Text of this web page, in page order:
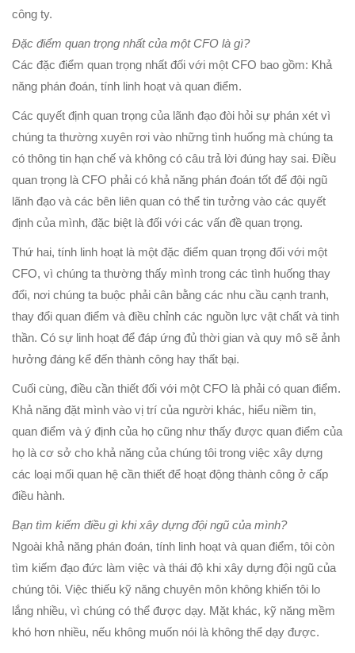
công ty.
Đặc điểm quan trọng nhất của một CFO là gì?
Các đặc điểm quan trọng nhất đối với một CFO bao gồm: Khả
năng phán đoán, tính linh hoạt và quan điểm.
Các quyết định quan trọng của lãnh đạo đòi hỏi sự phán xét vì
chúng ta thường xuyên rơi vào những tình huống mà chúng ta
có thông tin hạn chế và không có câu trả lời đúng hay sai. Điều
quan trọng là CFO phải có khả năng phán đoán tốt để đội ngũ
lãnh đạo và các bên liên quan có thể tin tưởng vào các quyết
định của mình, đặc biệt là đối với các vấn đề quan trọng.
Thứ hai, tính linh hoạt là một đặc điểm quan trọng đối với một
CFO, vì chúng ta thường thấy mình trong các tình huống thay
đổi, nơi chúng ta buộc phải cân bằng các nhu cầu cạnh tranh,
thay đổi quan điểm và điều chỉnh các nguồn lực vật chất và tinh
thần. Có sự linh hoạt để đáp ứng đủ thời gian và quy mô sẽ ảnh
hưởng đáng kể đến thành công hay thất bại.
Cuối cùng, điều cần thiết đối với một CFO là phải có quan điểm.
Khả năng đặt mình vào vị trí của người khác, hiểu niềm tin,
quan điểm và ý định của họ cũng như thấy được quan điểm của
họ là cơ sở cho khả năng của chúng tôi trong việc xây dựng
các loại mối quan hệ cần thiết để hoạt động thành công ở cấp
điều hành.
Bạn tìm kiếm điều gì khi xây dựng đội ngũ của mình?
Ngoài khả năng phán đoán, tính linh hoạt và quan điểm, tôi còn
tìm kiếm đạo đức làm việc và thái độ khi xây dựng đội ngũ của
chúng tôi. Việc thiếu kỹ năng chuyên môn không khiến tôi lo
lắng nhiều, vì chúng có thể được dạy. Mặt khác, kỹ năng mềm
khó hơn nhiều, nếu không muốn nói là không thể dạy được.